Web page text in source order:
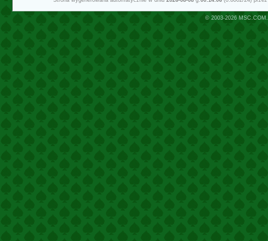
© 2003-2026